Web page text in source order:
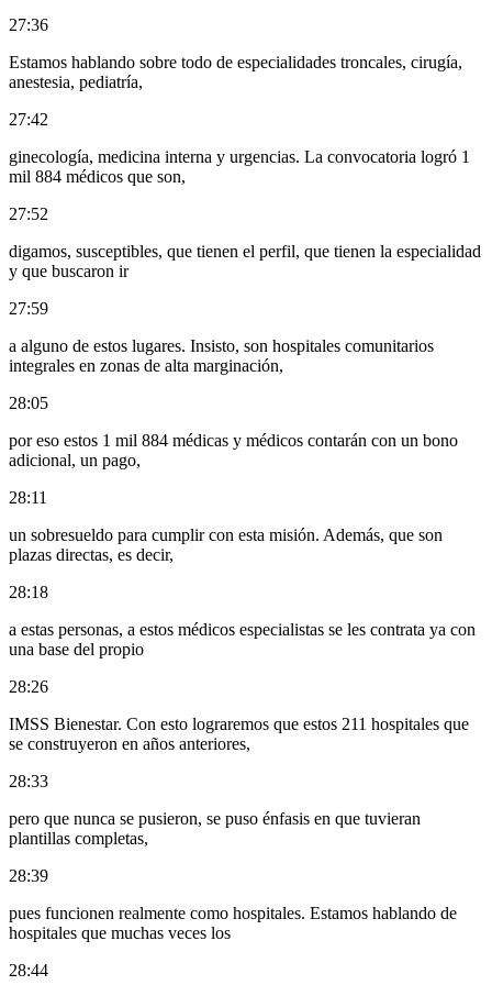
27:36
Estamos hablando sobre todo de especialidades troncales, cirugía,
anestesia, pediatría,
27:42
ginecología, medicina interna y urgencias. La convocatoria logró 1
mil 884 médicos que son,
27:52
digamos, susceptibles, que tienen el perfil, que tienen la especialidad
y que buscaron ir
27:59
a alguno de estos lugares. Insisto, son hospitales comunitarios
integrales en zonas de alta marginación,
28:05
por eso estos 1 mil 884 médicas y médicos contarán con un bono
adicional, un pago,
28:11
un sobresueldo para cumplir con esta misión. Además, que son
plazas directas, es decir,
28:18
a estas personas, a estos médicos especialistas se les contrata ya con
una base del propio
28:26
IMSS Bienestar. Con esto lograremos que estos 211 hospitales que
se construyeron en años anteriores,
28:33
pero que nunca se pusieron, se puso énfasis en que tuvieran
plantillas completas,
28:39
pues funcionen realmente como hospitales. Estamos hablando de
hospitales que muchas veces los
28:44